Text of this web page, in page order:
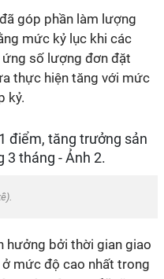
góp phần làm lượng
mức kỷ lục khi các
số lượng đơn đặt
thực hiện tăng với mức
kỷ.
).
hưởng bởi thời gian giao
ở mức độ cao nhất trong